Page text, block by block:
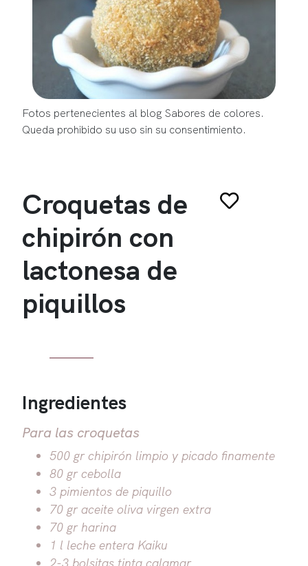
Fotos pertenecientes al blog Sabores de colores.
Queda prohibido su uso sin su consentimiento.
Croquetas de
chipirón con
lactonesa de
piquillos
Ingredientes
Para las croquetas
500 gr chipirón limpio y picado finamente
80 gr cebolla
3 pimientos de piquillo
70 gr aceite oliva virgen extra
70 gr harina
1 l leche entera Kaiku
2-3 bolsitas tinta calamar